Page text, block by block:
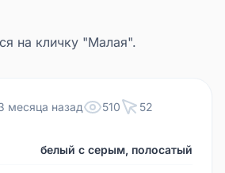
на кличку "Малая".
месяца назад 510 52
белый с серым, полосатый